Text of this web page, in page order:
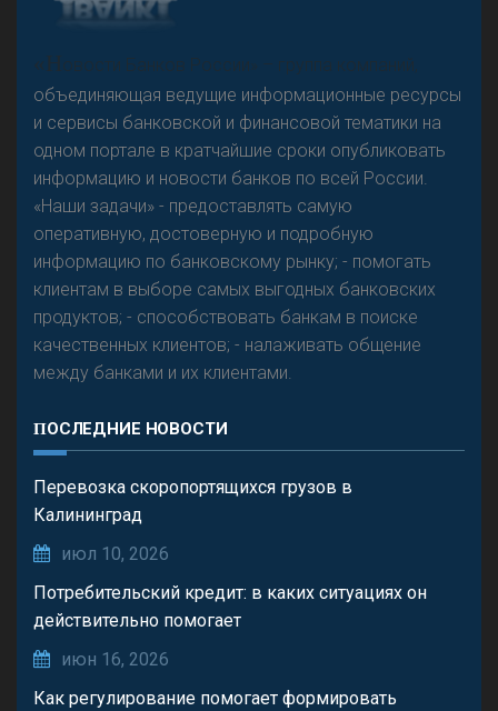
Резкого разворота на рынке автокредитов не
предвидится - «Интервью»
«Н
овости Банков России» – группа компаний,
объединяющая ведущие информационные ресурсы
и сервисы банковской и финансовой тематики на
одном портале в кратчайшие сроки опубликовать
информацию и новости банков по всей России.
«Наши задачи» - предоставлять самую
оперативную, достоверную и подробную
информацию по банковскому рынку; - помогать
клиентам в выборе самых выгодных банковских
продуктов; - способствовать банкам в поиске
качественных клиентов; - налаживать общение
между банками и их клиентами.
ПОСЛЕДНИЕ НОВОСТИ
Перевозка скоропортящихся грузов в
Калининград
июл 10, 2026
Потребительский кредит: в каких ситуациях он
действительно помогает
июн 16, 2026
Как регулирование помогает формировать